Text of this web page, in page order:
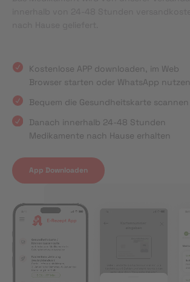
Kostenlose APP downloaden, im Web
Browser starten oder WhatsApp nutzen
Bequem die Gesundheitskarte scannen
Danach innerhalb 24-48 Stunden
Medikamente nach Hause erhalten
App Downloaden